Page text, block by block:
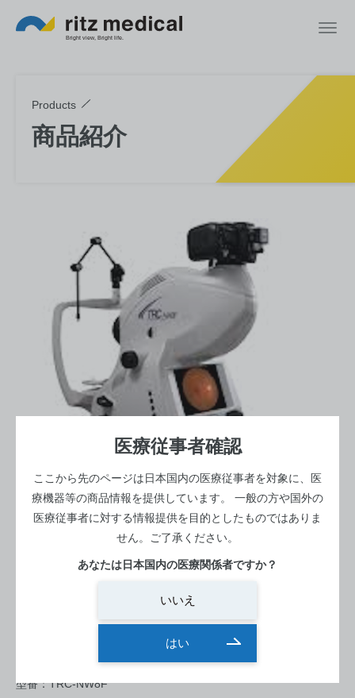
医療従事者確認
ここから先のページは日本国内の医療従事者を対象に、医
療機器等の商品情報を提供しています。
一般の方や国外の
医療従事者に対する情報提供を目的としたものではありま
せん。ご了承ください。
あなたは日本国内の医療関係者ですか？
いいえ
はい
Products
商品紹介
無散瞳型眼底ｶﾒﾗ TRC-NW8F
メーカー：トプコン
型番：TRC-NW8F